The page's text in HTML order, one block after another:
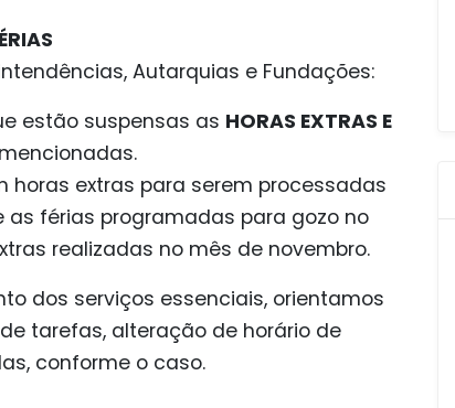
Autarquias e Fundações:
estão suspensas as HORAS EXTRAS E
horas extras para serem processadas
as férias programadas para gozo no
realizadas no mês de novembro.
dos serviços essenciais, orientamos
tarefas, alteração de horário de
conforme o caso.